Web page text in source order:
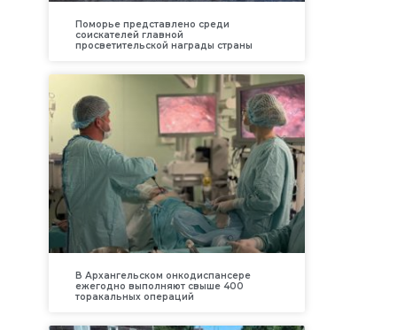
Поморье представлено среди
соискателей главной
просветительской награды страны
В Архангельском онкодиспансере
ежегодно выполняют свыше 400
торакальных операций